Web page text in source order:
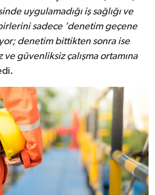
uygulamadığı iş sağlığı ve
sadece ‘denetim geçene
denetim bittikten sonra ise
ve güvenliksiz çalışma ortamına